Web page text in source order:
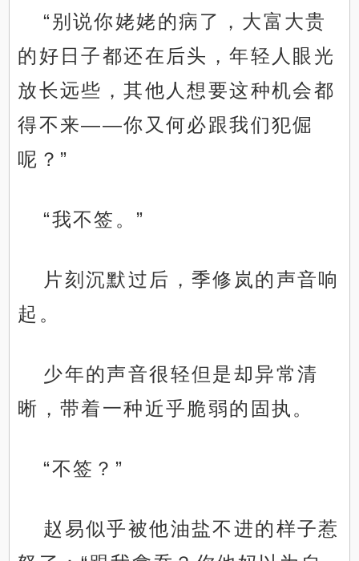
“别说你姥姥的病了，大富大贵
的好日子都还在后头，年轻人眼光
放长远些，其他人想要这种机会都
得不来——你又何必跟我们犯倔
呢？”
“我不签。”
片刻沉默过后，季修岚的声音响
起。
少年的声音很轻但是却异常清
晰，带着一种近乎脆弱的固执。
“不签？”
赵易似乎被他油盐不进的样子惹